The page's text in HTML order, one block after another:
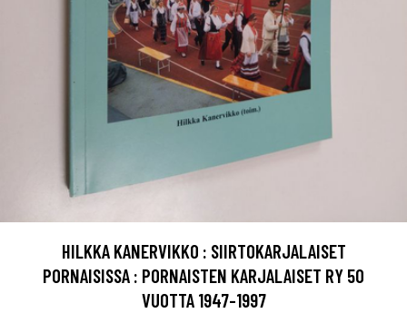
HILKKA KANERVIKKO : SIIRTOKARJALAISET
PORNAISISSA : PORNAISTEN KARJALAISET RY 50
VUOTTA 1947-1997